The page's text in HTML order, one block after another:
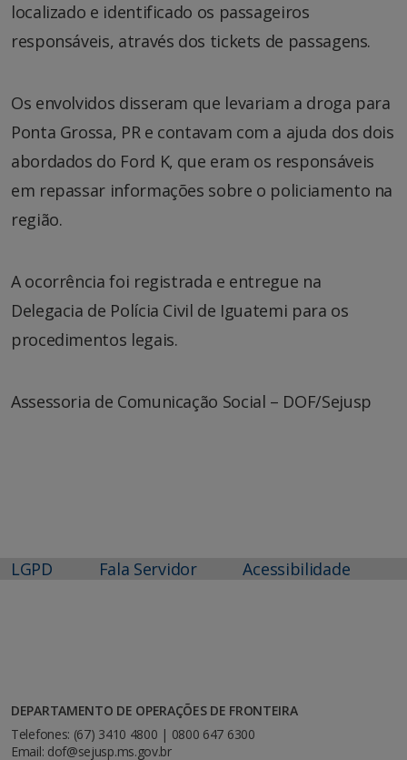
localizado e identificado os passageiros
responsáveis, através dos tickets de passagens.
Os envolvidos disseram que levariam a droga para
Ponta Grossa, PR e contavam com a ajuda dos dois
abordados do Ford K, que eram os responsáveis
em repassar informações sobre o policiamento na
região.
A ocorrência foi registrada e entregue na
Delegacia de Polícia Civil de Iguatemi para os
procedimentos legais.
Assessoria de Comunicação Social – DOF/Sejusp
LGPD Fala Servidor Acessibilidade
DEPARTAMENTO DE OPERAÇÕES DE FRONTEIRA
Telefones: (67) 3410 4800 | 0800 647 6300
Email: dof@sejusp.ms.gov.br